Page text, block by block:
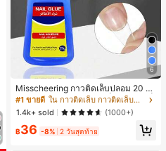
6
Misscheering กาวติดเล็บปลอม 20 กรั
ม แรงยึดสูง เจลสติกเกอร์เล็บนุ่ม แห้งเร็
ว เหมาะสำหรับผู้เริ่มต้นทำเล็บ ติดทนน
าน
#1 ขายดี
ใน กาวติดเล็บ กาวติดเล็บและสารยึดติด
1.4k+ sold
(1000+)
฿36 -8% 2 วันสุดท้าย